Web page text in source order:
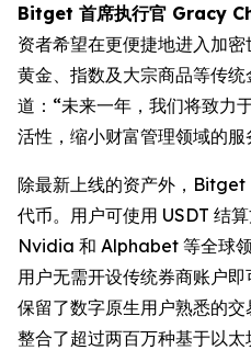
Bitget 首席执行官 Gracy
资者希望在更便捷地进入加密
黄金、指数及大宗商品等传
道：“未来一年，我们将致力
活性，缩小财富管理领域的服
除最新上线的资产外，
代币。用户可使用 USDT 结
Nvidia 和 Alphabet 等全球
用户无需开设传统券商账户
保留了数字原生用户熟悉的
整合了超过两百万种基于以太